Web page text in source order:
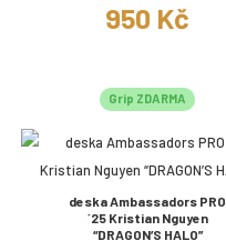
950 Kč
Grip ZDARMA
deska Ambassadors PRO
´25 Kristian Nguyen
“DRAGON’S HALO”